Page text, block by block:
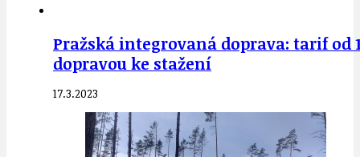
Pražská integrovaná doprava: tarif od
dopravou ke stažení
17.3.2023